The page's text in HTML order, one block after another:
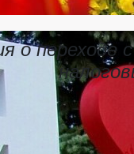
о переходе